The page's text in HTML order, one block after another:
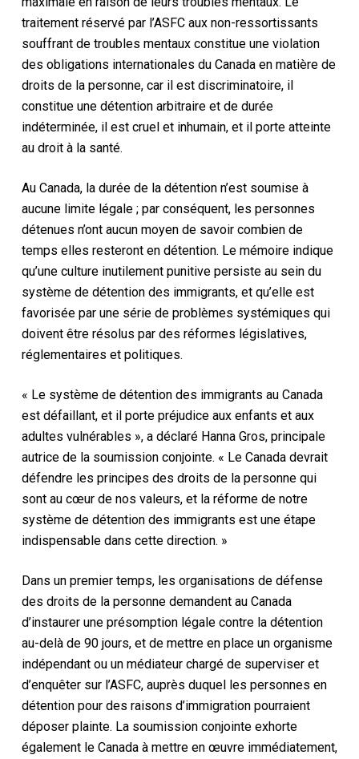
traitement réservé par l’ASFC aux non-ressortissants
souffrant de troubles mentaux constitue une violation
des obligations internationales du Canada en matière de
droits de la personne, car il est discriminatoire, il
constitue une détention arbitraire et de durée
indéterminée, il est cruel et inhumain, et il porte atteinte
au droit à la santé.
Au Canada, la durée de la détention n’est soumise à
aucune limite légale ; par conséquent, les personnes
détenues n’ont aucun moyen de savoir combien de
temps elles resteront en détention. Le mémoire indique
qu’une culture inutilement punitive persiste au sein du
système de détention des immigrants, et qu’elle est
favorisée par une série de problèmes systémiques qui
doivent être résolus par des réformes législatives,
réglementaires et politiques.
« Le système de détention des immigrants au Canada
est défaillant, et il porte préjudice aux enfants et aux
adultes vulnérables », a déclaré Hanna Gros, principale
autrice de la soumission conjointe. « Le Canada devrait
défendre les principes des droits de la personne qui
sont au cœur de nos valeurs, et la réforme de notre
système de détention des immigrants est une étape
indispensable dans cette direction. »
Dans un premier temps, les organisations de défense
des droits de la personne demandent au Canada
d’instaurer une présomption légale contre la détention
au-delà de 90 jours, et de mettre en place un organisme
indépendant ou un médiateur chargé de superviser et
d’enquêter sur l’ASFC, auprès duquel les personnes en
détention pour des raisons d’immigration pourraient
déposer plainte. La soumission conjointe exhorte
également le Canada à mettre en œuvre immédiatement,